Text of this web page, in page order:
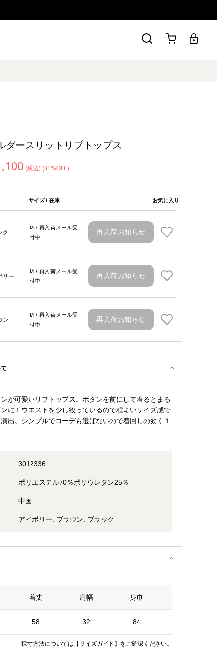
ダースリットリブトップス
(税込) (81%OFF)
サイズ / 在庫 お気に入り
ク
M / 再入荷メール受
付中
再入荷お知らせ
リー
M / 再入荷メール受
付中
再入荷お知らせ
ン
M / 再入荷メール受
付中
再入荷お知らせ
が可愛いリブトップス。ボタンを前にして着るとまる
に！ウエストを少し絞っているので程よいサイズ感で
出。シンプルでコーデも選ばないので着回しの効く１
3012336
ポリエステル70％ポリウレタン25％
中国
アイボリー, ブラウン, ブラック
着丈 肩幅 身巾
58 32 84
採寸方法については 【サイズガイド】 をご確認ください。